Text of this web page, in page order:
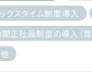
クスタイム制度導入
正社員制度の導入（